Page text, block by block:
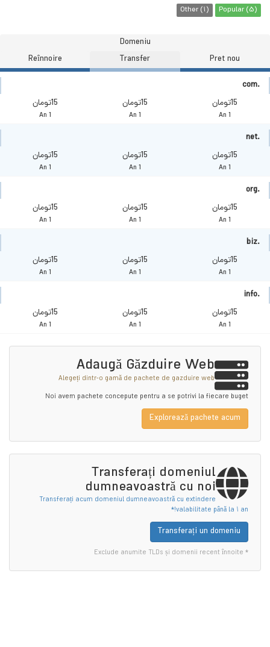
Popular (5)
Other (1)
Domeniu
Pret nou
Transfer
Reînnoire
.com
15تومان
1 An
15تومان
1 An
15تومان
1 An
.net
15تومان
1 An
15تومان
1 An
15تومان
1 An
.org
15تومان
1 An
15تومان
1 An
15تومان
1 An
.biz
15تومان
1 An
15تومان
1 An
15تومان
1 An
.info
15تومان
1 An
15تومان
1 An
15تومان
1 An
Adaugă Găzduire Web
Alegeți dintr-o gamă de pachete de gazduire web
Noi avem pachete concepute pentru a se potrivi la fiecare buget
Explorează pachete acum
Transferați domeniul
dumneavoastră cu noi
Transferați acum domeniul dumneavoastră cu extindere
valabilitate până la 1 an!*
Transferați un domeniu
* Exclude anumite TLDs și domenii recent înnoite